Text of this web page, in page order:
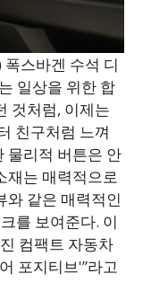
스바겐 수석 디
일상을 위한 합
것처럼, 이제는
친구처럼 느껴
물리적 버튼은 안
재는 매력적으로
와 같은 매력적인
를 보여준다. 이
컴팩트 자동차
포지티브'”라고